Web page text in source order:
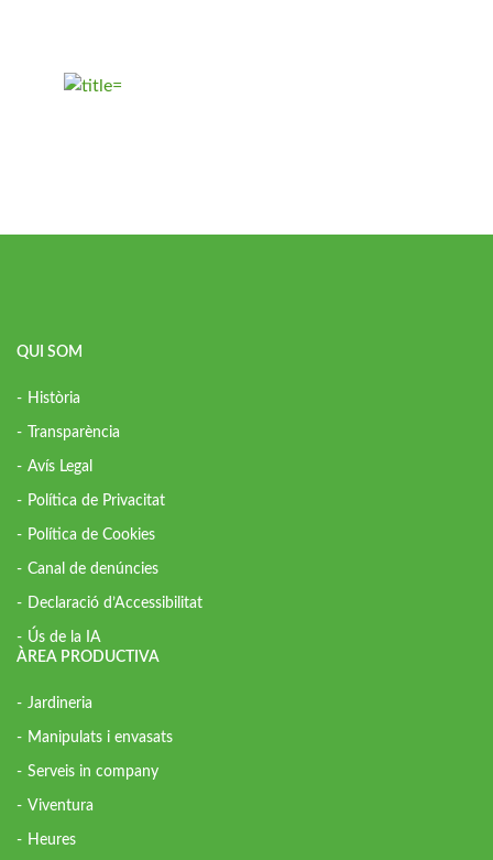
QUI SOM
Història
Transparència
Avís Legal
Política de Privacitat
Política de Cookies
Canal de denúncies
Declaració d’Accessibilitat
Ús de la IA
ÀREA PRODUCTIVA
Jardineria
Manipulats i envasats
Serveis in company
Viventura
Heures